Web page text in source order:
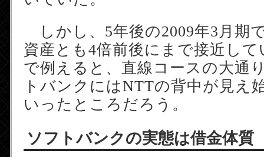
しかし、5年後の2009年3月期
資産とも4倍前後にまで接近し
で例えると、直線コースの大通
トバンクにはNTTの背中が見え
いったところだろう。
ソフトバンクの実態は借金体質